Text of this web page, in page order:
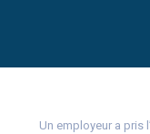
Un employeur a pris